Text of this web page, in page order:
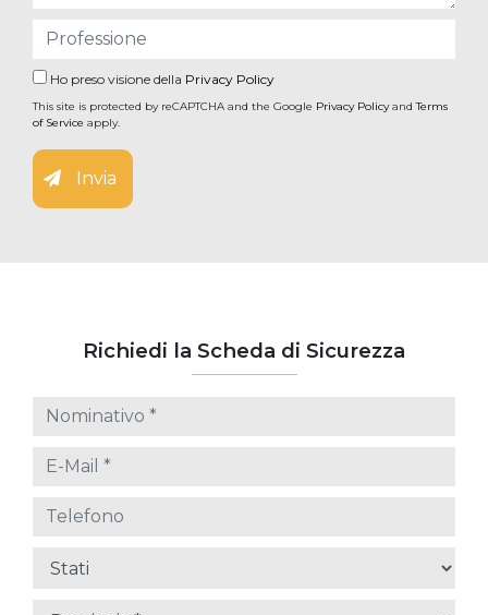
Ho preso visione della Privacy Policy
This site is protected by reCAPTCHA and the Google Privacy PolicyandTerms
of Service apply.
Invia
Richiedi la Scheda di Sicurezza